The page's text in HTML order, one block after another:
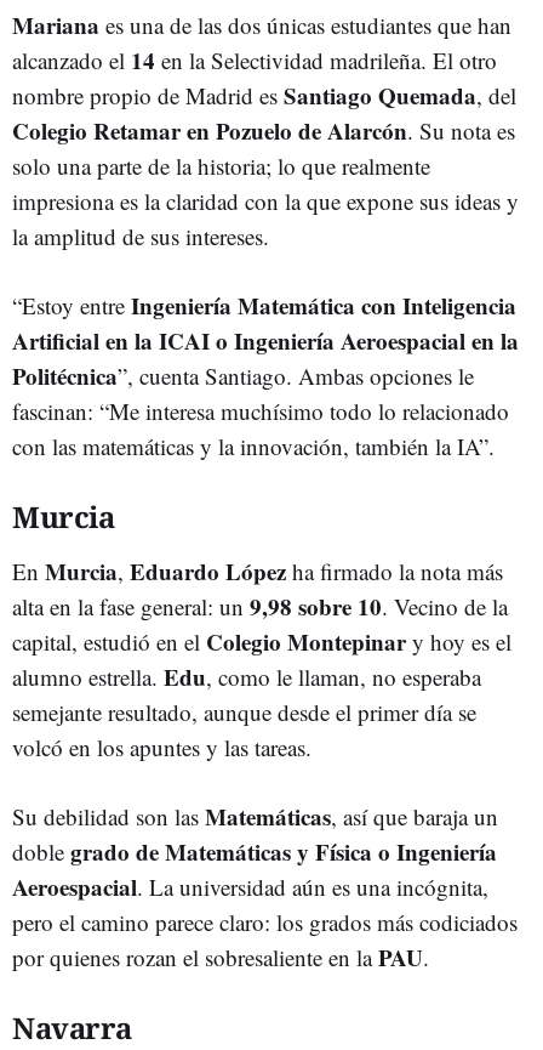
Mariana es una de las dos únicas estudiantes que han
alcanzado el 14 en la Selectividad madrileña. El otro
nombre propio de Madrid es Santiago Quemada, del
Colegio Retamar en Pozuelo de Alarcón. Su nota es
solo una parte de la historia; lo que realmente
impresiona es la claridad con la que expone sus ideas y
la amplitud de sus intereses.
“Estoy entre Ingeniería Matemática con Inteligencia
Artificial en la ICAI o Ingeniería Aeroespacial en la
Politécnica”, cuenta Santiago. Ambas opciones le
fascinan: “Me interesa muchísimo todo lo relacionado
con las matemáticas y la innovación, también la IA”.
Murcia
En Murcia, Eduardo López ha firmado la nota más
alta en la fase general: un 9,98 sobre 10. Vecino de la
capital, estudió en el Colegio Montepinary hoy es el
alumno estrella. Edu, como le llaman, no esperaba
semejante resultado, aunque desde el primer día se
volcó en los apuntes y las tareas.
Su debilidad son las Matemáticas, así que baraja un
doble grado de Matemáticas y Física o Ingeniería
Aeroespacial. La universidad aún es una incógnita,
pero el camino parece claro: los grados más codiciados
por quienes rozan el sobresaliente en laPAU.
Navarra